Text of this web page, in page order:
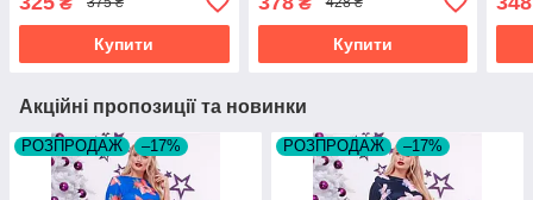
Купити Купити
Акційні пропозиції та новинки
РОЗПРОДАЖ –17% РОЗПРОДАЖ –17%